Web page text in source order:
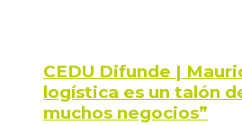
CEDU Difunde |
logística es un talón
muchos negocios”